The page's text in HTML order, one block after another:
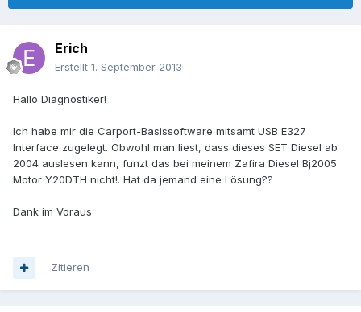
Erich
Erstellt 1. September 2013
Hallo Diagnostiker!
Ich habe mir die Carport-Basissoftware mitsamt USB E327
Interface zugelegt. Obwohl man liest, dass dieses SET Diesel ab
2004 auslesen kann, funzt das bei meinem Zafira Diesel Bj2005
Motor Y20DTH nicht!. Hat da jemand eine Lösung??
Dank im Voraus
Zitieren